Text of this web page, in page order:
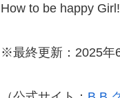
How to be happy
※最終更新：2025年